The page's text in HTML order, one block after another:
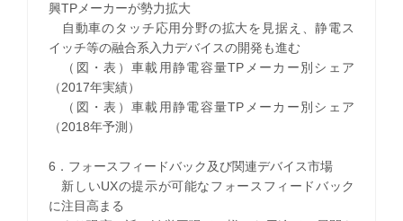
興TPメーカーが勢力拡大
自動車のタッチ応用分野の拡大を見据え、静電ス
イッチ等の融合系入力デバイスの開発も進む
（図・表）車載用静電容量TPメーカー別シェア
（2017年実績）
（図・表）車載用静電容量TPメーカー別シェア
（2018年予測）
6．フォースフィードバック及び関連デバイス市場
新しいUXの提示が可能なフォースフィードバック
に注目高まる